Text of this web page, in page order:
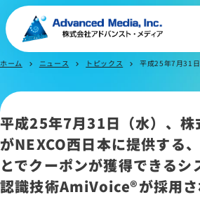
会社案内
オウンドメディア
ニュース
採用情報
ホーム chevron_right ニュース chevron_right トピックス chevron_right 平成25年7月31日（水）、株式会社アイコトバがNEXCO西日
平成25年7月31日（水）、株
がNEXCO西日本に提供する
とでクーポンが獲得できるシ
認識技術AmiVoice®が採用さ